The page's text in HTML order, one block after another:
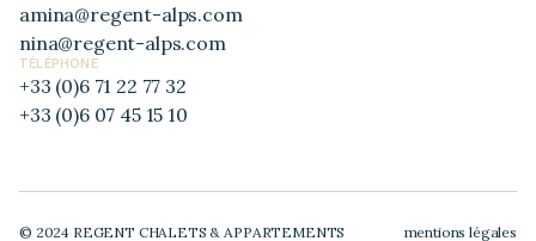
amina@regent-alps.com
nina@regent-alps.com
TÉLÉPHONE
+33 (0)6 71 22 77 32
+33 (0)6 07 45 15 10
© 2024 REGENT CHALETS & APPARTEMENTS mentions légales